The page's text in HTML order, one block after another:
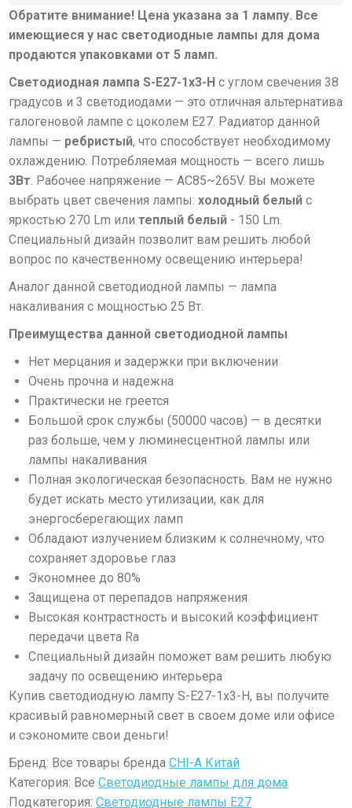
Обратите внимание! Цена указана за 1 лампу. Все
имеющиеся у нас светодиодные лампы для дома
продаются упаковками от 5 ламп.
Светодиодная лампа S-E27-1х3-Hс углом свечения 38
градусов и 3 светодиодами — это отличная альтернатива
галогеновой лампе с цоколем Е27. Радиатор данной
лампы — ребристый, что способствует необходимому
охлаждению. Потребляемая мощность — всего лишь
3Вт. Рабочее напряжение — AC85~265V. Вы можете
выбрать цвет свечения лампы:холодный белый с
яркостью 270 Lm илитеплый белый - 150 Lm.
Специальный дизайн позволит вам решить любой
вопрос по качественному освещению интерьера!
Аналог данной светодиодной лампы — лампа
накаливания с мощностью 25 Вт.
Преимущества данной светодиодной лампы
Нет мерцания и задержки при включении
Очень прочна и надежна
Практически не греется
Большой срок службы (50000 часов) — в десятки
раз больше, чем у люминесцентной лампы или
лампы накаливания
Полная экологическая безопасность. Вам не нужно
будет искать место утилизации, как для
энергосберегающих ламп
Обладают излучением близким к солнечному, что
сохраняетздоровье глаз
Экономнее до 80%
Защищена от перепадов напряжения
Высокая контрастность и высокий коэффициент
передачи цвета Ra
Специальный дизайн поможет вам решить любую
задачу по освещению интерьера
Купив светодиодную лампуS-E27-1х3-H, вы получите
красивый равномерный свет в своем доме или офисе
и сэкономите свои деньги!
Бренд: Все товары брендаCHI-A Китай
Категория: ВсеСветодиодные лампы для дома
Подкатегория:Светодиодные лампы E27